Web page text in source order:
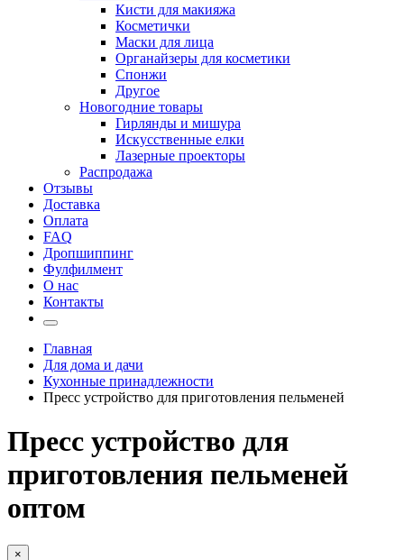
Кисти для макияжа
Косметички
Маски для лица
Органайзеры для косметики
Спонжи
Другое
Новогодние товары
Гирлянды и мишура
Искусственные елки
Лазерные проекторы
Распродажа
Отзывы
Доставка
Оплата
FAQ
Дропшиппинг
Фулфилмент
О нас
Контакты
Главная
Для дома и дачи
Кухонные принадлежности
Пресс устройство для приготовления пельменей
Пресс устройство для
приготовления пельменей
оптом
×